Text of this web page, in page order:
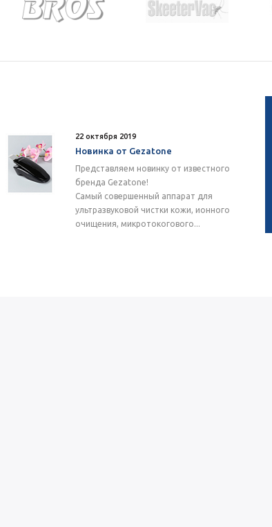
22 октября 2019
Новинка от Gezatone
Представляем новинку от известного
бренда Gezatone!
Самый совершенный аппарат для
ультразвуковой чистки кожи, ионного
очищения, микротокогового...